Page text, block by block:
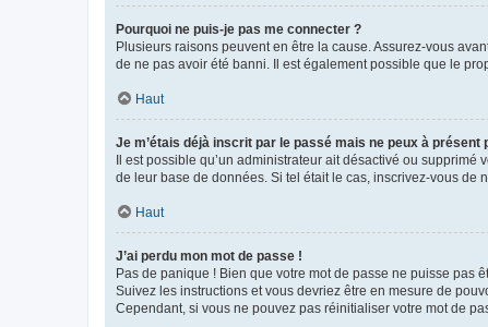
Pourquoi ne puis-je pas me connecter ?
Plusieurs raisons peuvent en être la cause. Assurez-vous
de ne pas avoir été banni. Il est également possible que le
Haut
Je m’étais déjà inscrit par le passé mais ne peux à présent
Il est possible qu’un administrateur ait désactivé ou
de leur base de données. Si tel était le cas, inscrivez-vous de
Haut
J’ai perdu mon mot de passe !
Pas de panique ! Bien que votre mot de passe ne puisse pas
Suivez les instructions et vous devriez être en mesure de
Cependant, si vous ne pouvez pas réinitialiser votre mot de